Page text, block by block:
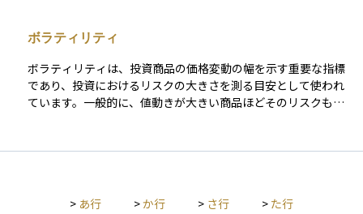
うに拡大する可能性があるため、リスクも高くなります。信用
取引では、株を「買う」だけでなく、持っていない株を「売る
（空売り）」こともできるため、相場が下がる局面でも利益を
狙うことが可能です。初心者にとっては魅力的に映るかもしれ
ませんが、資金管理や相場の見通しに自信がない段階では慎重
ボラティリティ
ボラティリティは、投資商品の価格変動の幅を示す重要な指標
であり、投資におけるリスクの大きさを測る目安として使われ
ています。一般的に、値動きが大きい商品ほどそのリスクも高
穏やかであることを示します。現代ポートフォリオ理論などで
す。このため、投資判断においては、ボラティリティの大きい
> あ行 >か行 > さ行 > た行